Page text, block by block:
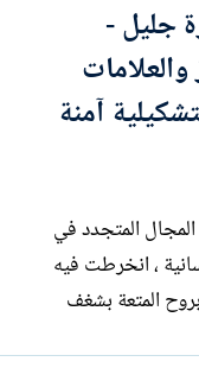
والإبتكار
ويحدث الدهشة
جليل -
آمنة
المتجدد في
، انخرطت فيه
المتعة بشغف